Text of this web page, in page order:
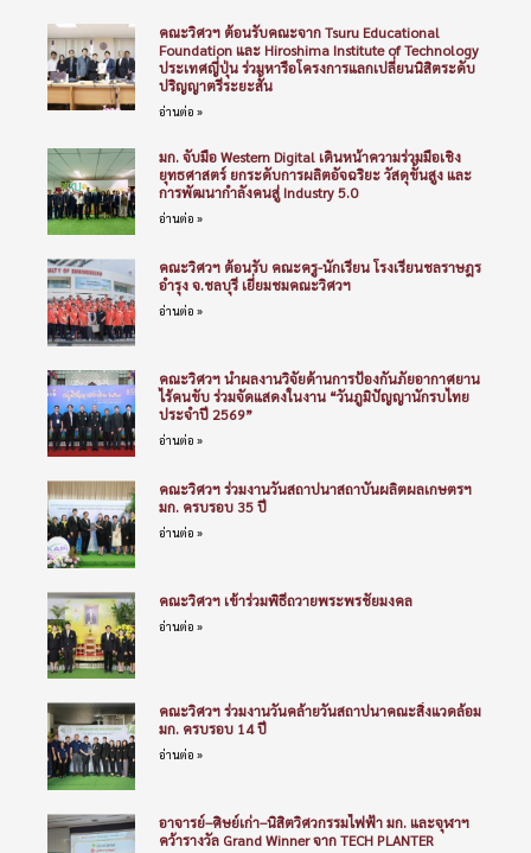
คณะวิศวฯ ต้อนรับคณะจาก Tsuru Educational
Foundation และ Hiroshima Institute of Technology
ประเทศญี่ปุ่น ร่วมหารือโครงการแลกเปลี่ยนนิสิตระดับ
ปริญญาตรีระยะสั้น
อ่านต่อ »
มก. จับมือ Western Digital เดินหน้าความร่วมมือเชิง
ยุทธศาสตร์ ยกระดับการผลิตอัจฉริยะ วัสดุขั้นสูง และ
การพัฒนากำลังคนสู่ Industry 5.0
อ่านต่อ »
คณะวิศวฯ ต้อนรับ คณะครู-นักเรียน โรงเรียนชลราษฎร
อำรุง จ.ชลบุรี เยี่ยมชมคณะวิศวฯ
อ่านต่อ »
คณะวิศวฯ นำผลงานวิจัยด้านการป้องกันภัยอากาศยาน
ไร้คนขับ ร่วมจัดแสดงในงาน “วันภูมิปัญญานักรบไทย
ประจำปี 2569”
อ่านต่อ »
คณะวิศวฯ ร่วมงานวันสถาปนาสถาบันผลิตผลเกษตรฯ
มก. ครบรอบ 35 ปี
อ่านต่อ »
คณะวิศวฯ เข้าร่วมพิธีถวายพระพรชัยมงคล
อ่านต่อ »
คณะวิศวฯ ร่วมงานวันคล้ายวันสถาปนาคณะสิ่งแวดล้อม
มก. ครบรอบ 14 ปี
อ่านต่อ »
อาจารย์–ศิษย์เก่า–นิสิตวิศวกรรมไฟฟ้า มก. และจุฬาฯ
คว้ารางวัล Grand Winner จาก TECH PLANTER